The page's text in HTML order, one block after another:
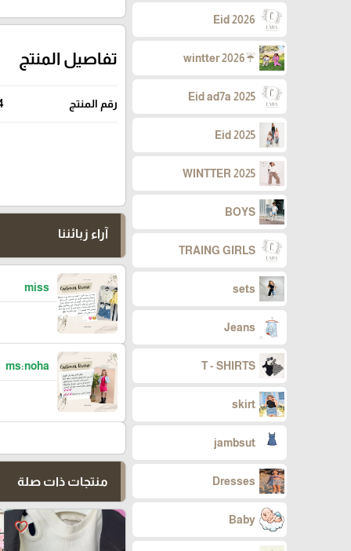
Eid 2026
☔wintter 2026
Eid ad7a 2025
Eid 2025
WINTTER 2025
BOYS
TRAING GIRLS
sets
Jeans
T - SHIRTS
skirt
jambsut
Dresses
Baby
تفاصيل المنتج
رقم المنتج
آراء زبائننا
miss
ms:noha
منتجات ذات صلة
favorite_border